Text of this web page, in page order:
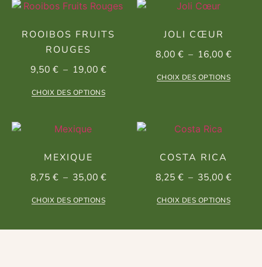
ROOIBOS FRUITS
ROUGES
9,50 € – 19,00 €
CHOIX DES OPTIONS
JOLI CŒUR
8,00 € – 16,00 €
CHOIX DES OPTIONS
MEXIQUE
8,75 € – 35,00 €
CHOIX DES OPTIONS
COSTA RICA
8,25 € – 35,00 €
CHOIX DES OPTIONS